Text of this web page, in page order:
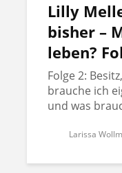
Lilly
bisher –
leben?
Folge 2:
brauche ich
und was
Larissa